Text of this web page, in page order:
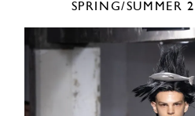
SPRING/SUMMER